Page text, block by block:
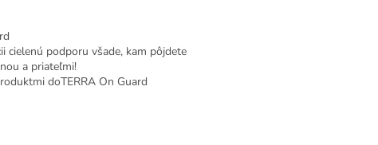
cielenú podporu všade, kam pôjdete
a priateľmi!
doTERRA On Guard